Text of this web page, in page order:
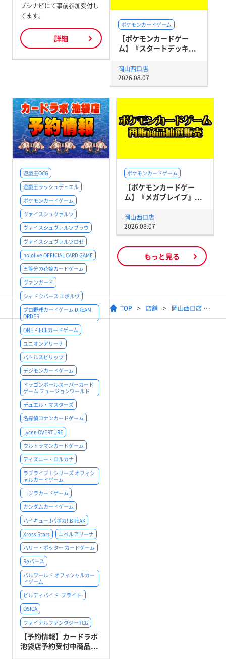
ブシナビにて事前参加受付し
てます。
詳細
ポケモンカードゲーム
【ポケモンカードゲー
ム】『スタートデッキ...
岡山西口店
2026.08.07
ポケモンカードゲーム
【ポケモンカードゲー
ム】『メガブレイブ』...
岡山西口店
2026.08.07
遊戯王OCG
遊戯王ラッシュデュエル
ポケモンカードゲーム
ヴァイスシュヴァルツ
ヴァイスシュヴァルツブラウ
ヴァイスシュヴァルツロゼ
hololive OFFICIAL CARD GAME
五等分の花嫁カードゲーム
ヴァンガード
シャドウバース エボルヴ
プロ野球カードゲーム DREAM
ORDER
ONE PIECEカードゲーム
ユニオンアリーナ
バトルスピリッツ
デジモンカードゲーム
ドラゴンボールスーパーカード
ゲーム フュージョンワールド
デュエル・マスターズ
名探偵コナンカードゲーム
Lycee OVERTURE
ウルトラマンカードゲーム
ディズニー・ロルカナ
ラブライブ！シリーズ オフィシ
ャルカードゲーム
ゴジラカードゲーム
ガンダムカードゲーム
ハイキュー!!バボカ!!BREAK
Xross Stars
ニベルアリーナ
ハリー・ポッター カードゲーム
Reバース
パルワールド オフィシャルカー
ドゲーム
ビルディバイド -ブライト-
OSICA
ファイナルファンタジーTCG
【予約情報】カードラボ
池袋店予約受付中商品...
もっと見る
TOP 店舗 岡山西口店